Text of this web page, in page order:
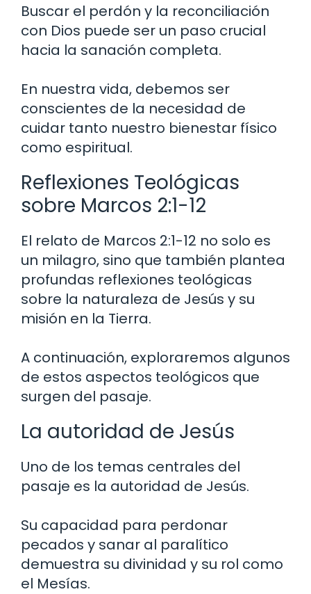
Buscar el perdón y la reconciliación
con Dios puede ser un paso crucial
hacia la sanación completa.
En nuestra vida, debemos ser
conscientes de la necesidad de
cuidar tanto nuestro bienestar físico
como espiritual.
Reflexiones Teológicas
sobre Marcos 2:1-12
El relato de Marcos 2:1-12 no solo es
un milagro, sino que también plantea
profundas reflexiones teológicas
sobre la naturaleza de Jesús y su
misión en la Tierra.
A continuación, exploraremos algunos
de estos aspectos teológicos que
surgen del pasaje.
La autoridad de Jesús
Uno de los temas centrales del
pasaje es la autoridad de Jesús.
Su capacidad para perdonar
pecados y sanar al paralítico
demuestra su divinidad y su rol como
el Mesías.